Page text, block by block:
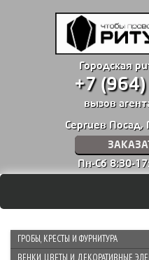
Городская
+7
вызов
Сергиев Посад,
Пн-Сб 8:30-
ГРОБЫ, КРЕСТЫ И ФУРНИТУРА
ВЕНКИ, ЦВЕТЫ И ДЕКОРАТИВНЫЕ